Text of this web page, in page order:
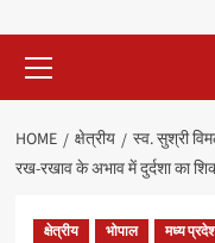
Menu
HOME क्षेत्रीय
स्व. सुश्री
रख-रखाव के अभाव में दुर्दशा का
क्षेत्रीय भोपाल मध्य